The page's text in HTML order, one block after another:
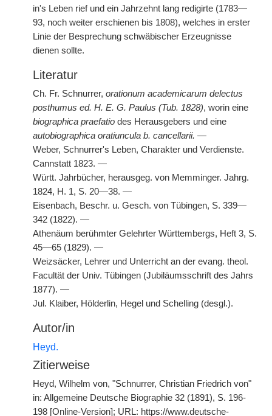
in's Leben rief und ein Jahrzehnt lang redigirte (1783—
93, noch weiter erschienen bis 1808), welches in erster
Linie der Besprechung schwäbischer Erzeugnisse
dienen sollte.
Literatur
Ch. Fr. Schnurrer, orationum academicarum delectus
posthumus ed. H. E. G. Paulus (Tub. 1828), worin eine
biographica praefatio des Herausgebers und eine
autobiographica oratiuncula b. cancellarii. —
Weber, Schnurrer's Leben, Charakter und Verdienste.
Cannstatt 1823. —
Württ. Jahrbücher, herausgeg. von Memminger. Jahrg.
1824, H. 1, S. 20—38. —
Eisenbach, Beschr. u. Gesch. von Tübingen, S. 339—
342 (1822). —
Athenäum berühmter Gelehrter Württembergs, Heft 3, S.
45—65 (1829). —
Weizsäcker, Lehrer und Unterricht an der evang. theol.
Facultät der Univ. Tübingen (Jubiläumsschrift des Jahrs
1877). —
Jul. Klaiber, Hölderlin, Hegel und Schelling (desgl.).
Autor/in
Heyd.
Zitierweise
Heyd, Wilhelm von, "Schnurrer, Christian Friedrich von"
in: Allgemeine Deutsche Biographie 32 (1891), S. 196-
198 [Online-Version]; URL: https://www.deutsche-